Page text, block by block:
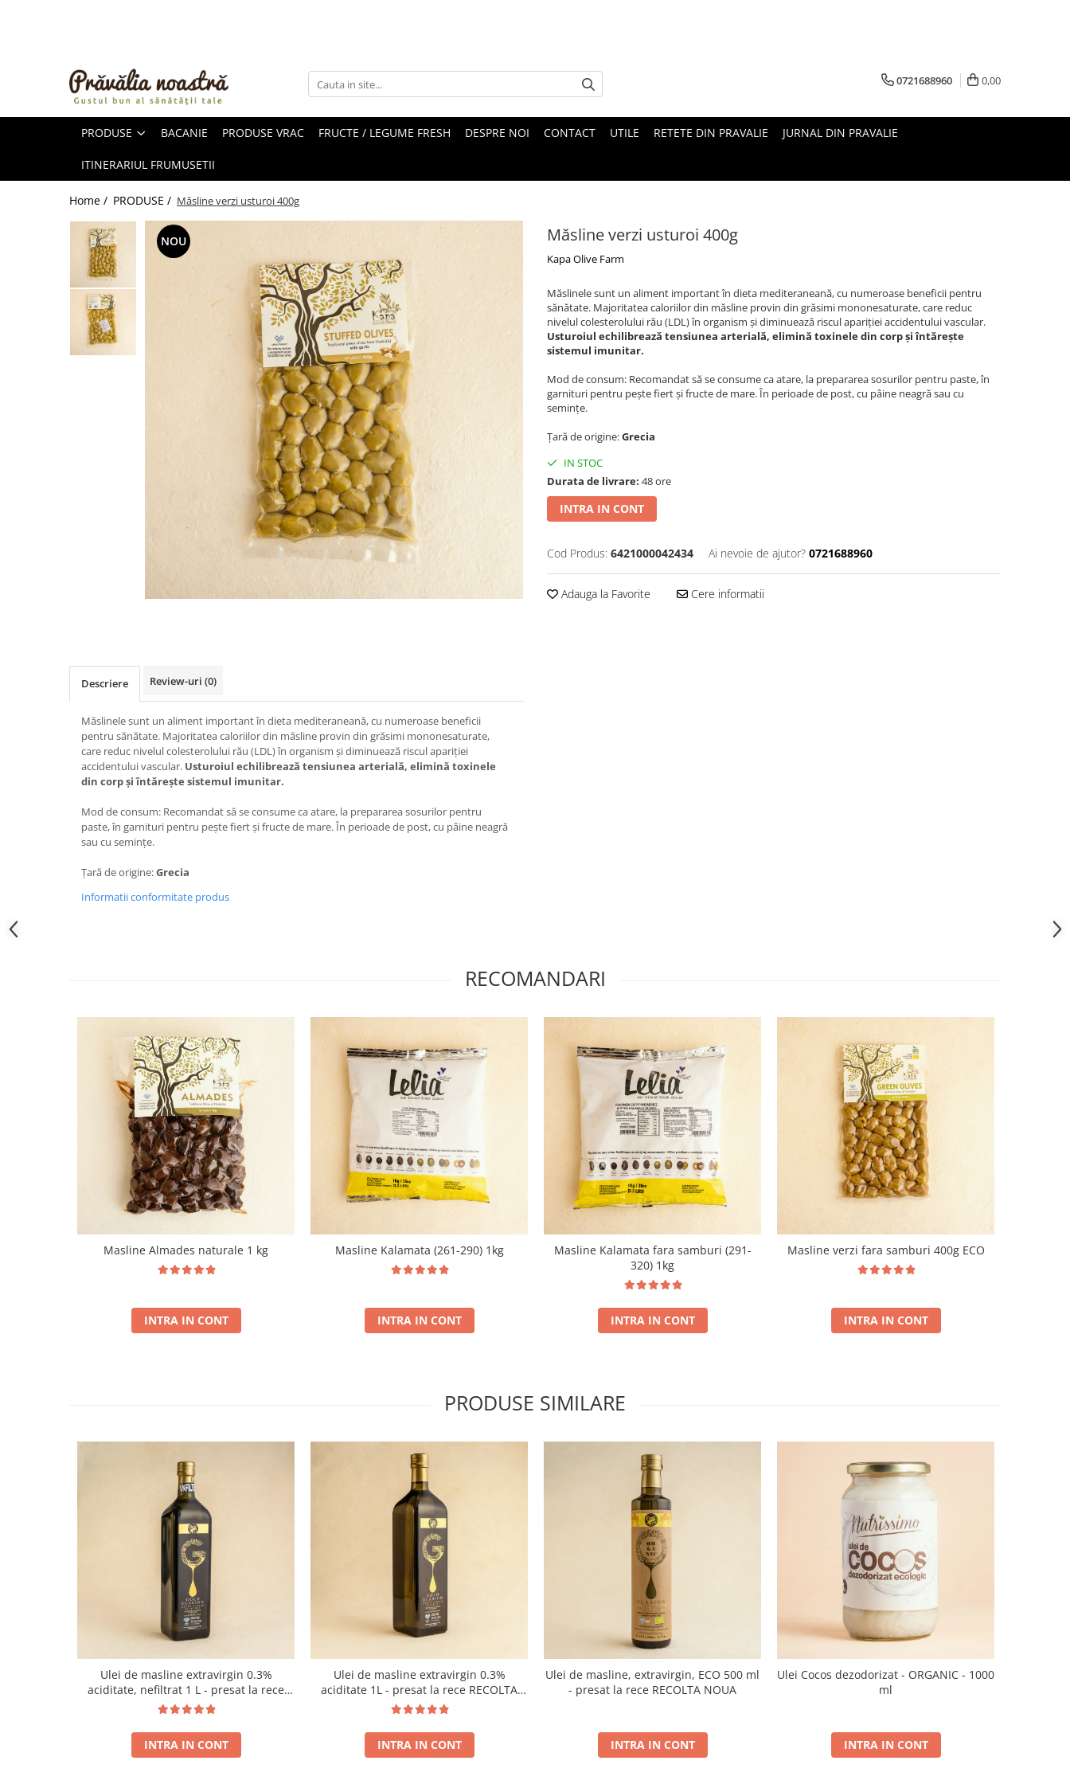
ULEIURI ȘI UNTURI
FRUCTE DESHIDRATATE
ÎNDULCITORI NATURALI / MIERE
FRUCTE LA CONSERVĂ
OȚETURI ȘI SOSURI
FĂINĂ FĂRĂ GLUTEN
BĂUTURI / LAPTE VEGETAL
OREZ ȘI CEREALE
0721688960 0,00
PRODUSE BACANIE PRODUSE VRAC FRUCTE / LEGUME FRESH DESPRE NOI CONTACT UTILE RETETE DIN PRAVALIE JURNAL DIN PRAVALIE
ITINERARIUL FRUMUSETII
Home / PRODUSE / Măsline verzi usturoi 400g
Măsline verzi usturoi 400g
Kapa Olive Farm
NOU
Măslinele sunt un aliment important în dieta mediteraneană, cu numeroase beneficii pentru
sănătate. Majoritatea caloriilor din măsline provin din grăsimi mononesaturate, care reduc
nivelul colesterolului rău (LDL) în organism și diminuează riscul apariției accidentului vascular.
Usturoiul echilibrează tensiunea arterială, elimină toxinele din corp și întărește
sistemul imunitar.
Mod de consum: Recomandat să se consume ca atare, la prepararea sosurilor pentru paste, în
garnituri pentru pește fiert și fructe de mare. În perioade de post, cu pâine neagră sau cu
semințe.
Țară de origine:Grecia
IN STOC
Durata de livrare: 48 ore
INTRA IN CONT
Cod Produs: 6421000042434 Ai nevoie de ajutor? 0721688960
Adauga la Favorite Cere informatii
Descriere Review-uri (0)
Măslinele sunt un aliment important în dieta mediteraneană, cu numeroase beneficii
pentru sănătate. Majoritatea caloriilor din măsline provin din grăsimi mononesaturate,
care reduc nivelul colesterolului rău (LDL) în organism și diminuează riscul apariției
accidentului vascular. Usturoiul echilibrează tensiunea arterială, elimină toxinele
din corp și întărește sistemul imunitar.
Mod de consum: Recomandat să se consume ca atare, la prepararea sosurilor pentru
paste, în garnituri pentru pește fiert și fructe de mare. În perioade de post, cu pâine neagră
sau cu semințe.
Țară de origine:Grecia
Informatii conformitate produs
RECOMANDARI
Masline Almades naturale 1 kg
INTRA IN CONT
Masline Kalamata (261-290) 1kg
INTRA IN CONT
Masline Kalamata fara samburi (291-
320) 1kg
INTRA IN CONT
Masline verzi fara samburi 400g ECO
INTRA IN CONT
PRODUSE SIMILARE
Ulei de masline extravirgin 0.3%
aciditate, nefiltrat 1 L - presat la rece
RECOLTA NOUA
INTRA IN CONT
Ulei de masline extravirgin 0.3%
aciditate 1L - presat la rece RECOLTA
NOUA
INTRA IN CONT
Ulei de masline, extravirgin, ECO 500 ml
- presat la rece RECOLTA NOUA
INTRA IN CONT
Ulei Cocos dezodorizat - ORGANIC - 1000
ml
INTRA IN CONT